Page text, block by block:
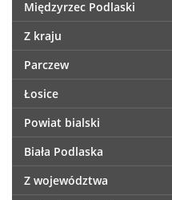
Międzyrzec Podlaski
Z kraju
Parczew
Łosice
Powiat bialski
Biała Podlaska
Z województwa